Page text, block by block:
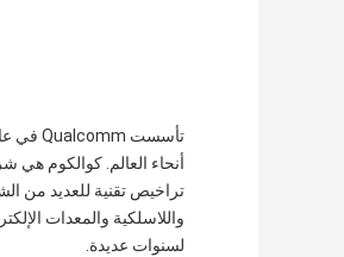
أنحاء العالم. كوالكوم هي
تراخيص تقنية للعديد من
لسنوات عديدة.